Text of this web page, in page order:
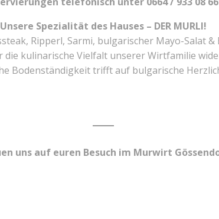
Unsere Spezialität des Hauses – DER MURLI!
Ripperl, Sarmi, bulgarischer Mayo-Salat &
die kulinarische Vielfalt unserer Wirtfamilie
Bodenständigkeit trifft auf bulgarische
uns auf euren Besuch im Murwirt